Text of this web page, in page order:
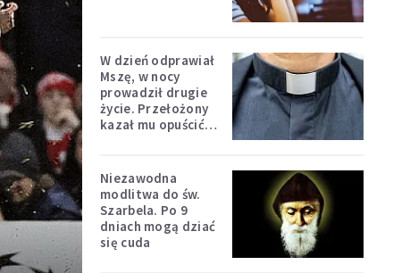
W dzień odprawiał
Mszę, w nocy
prowadził drugie
życie. Przełożony
kazał mu opuścić
Niezawodna
modlitwa do św.
Szarbela. Po 9
dniach mogą dziać
się cuda